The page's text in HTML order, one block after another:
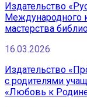
Издательство
Международного
мастерства
16.03.2026
Издательство
с родителями
«Любовь к Родине